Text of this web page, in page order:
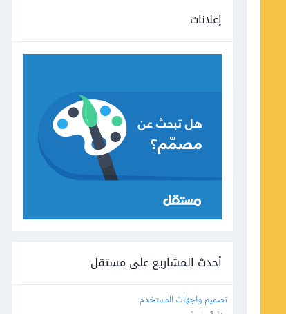
إعلانات
أحدث المشاريع على مستقل
تصميم واجهات المستخدم